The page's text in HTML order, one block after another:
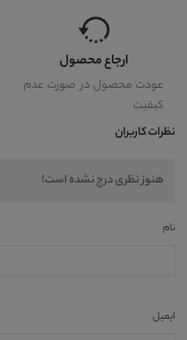
ارجاع محصول
عودت محصول در صورت عدم
کیفیت
نظرات کاربران
هنوز نظری درج نشده است!
نام
ایمیل